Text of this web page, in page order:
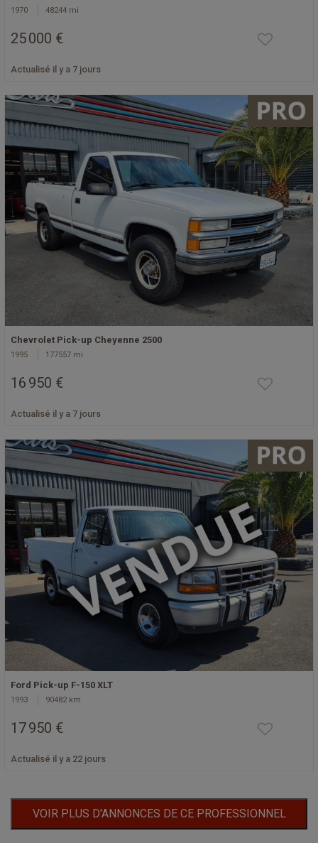
1970 48244 mi
25 000 €
Actualisé il y a 7 jours
Chevrolet Pick-up Cheyenne 2500
1995 177557 mi
16 950 €
Actualisé il y a 7 jours
Ford Pick-up F-150 XLT
1993 90482 km
17 950 €
Actualisé il y a 22 jours
VOIR PLUS D'ANNONCES DE CE PROFESSIONNEL